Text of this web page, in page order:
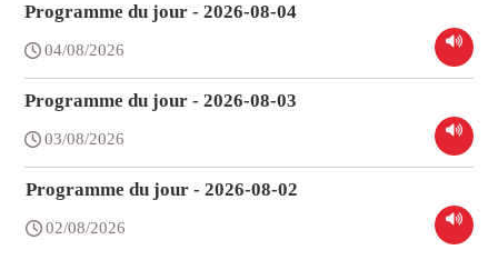
Programme du jour - 2026-08-04
04/08/2026
Programme du jour - 2026-08-03
03/08/2026
Programme du jour - 2026-08-02
02/08/2026